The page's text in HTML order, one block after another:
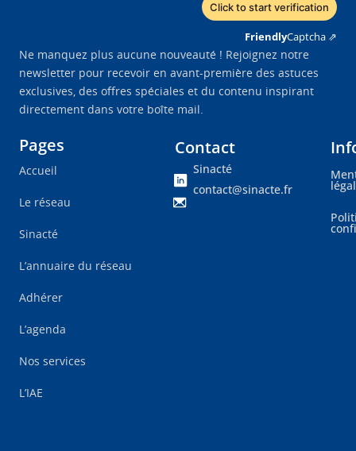
Click to start verification
FriendlyCaptcha ⇗
Ne manquez plus aucune nouveauté ! Rejoignez notre
newsletter pour recevoir en avant-première des astuces
exclusives, des offres spéciales et du contenu inspirant
directement dans votre boîte mail.
Pages
Accueil
Le réseau
Sinacté
L’annuaire du réseau
Adhérer
L’agenda
Nos services
L’IAE
Contact
Sinacté
contact@sinacte.fr